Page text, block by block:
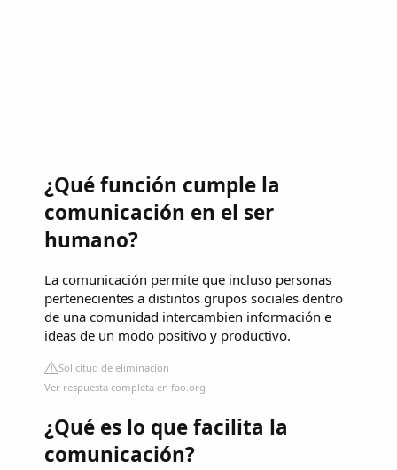
¿Qué función cumple la
comunicación en el ser
humano?
La comunicación permite que incluso personas
pertenecientes a distintos grupos sociales dentro
de una comunidad intercambien información e
ideas de un modo positivo y productivo.
Solicitud de eliminación
Ver respuesta completa en fao.org
¿Qué es lo que facilita la
comunicación?